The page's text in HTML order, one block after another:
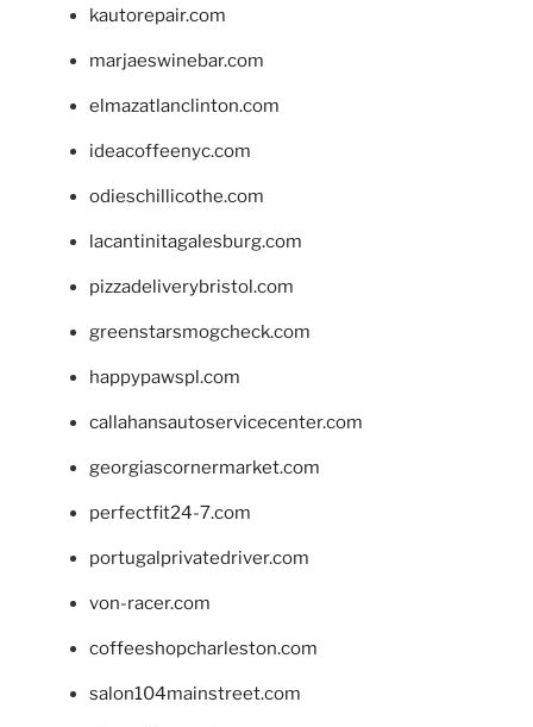
kautorepair.com
marjaeswinebar.com
elmazatlanclinton.com
ideacoffeenyc.com
odieschillicothe.com
lacantinitagalesburg.com
pizzadeliverybristol.com
greenstarsmogcheck.com
happypawspl.com
callahansautoservicecenter.com
georgiascornermarket.com
perfectfit24-7.com
portugalprivatedriver.com
von-racer.com
coffeeshopcharleston.com
salon104mainstreet.com